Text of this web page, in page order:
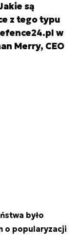
są
z tego typu
w
Merry, CEO
było
o popularyzacji